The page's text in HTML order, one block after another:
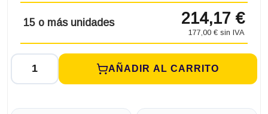
15 o más unidades 214,17 €
177,00 € sin IVA
AÑADIR AL CARRITO